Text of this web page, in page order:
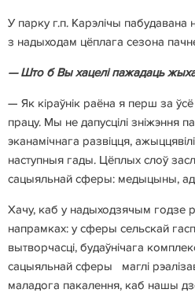
У парку г.п. Карэлічы пабудавана
з надыходам цёплага сезона
— Што б Вы хацелі пажадаць жых
— Як кіраўнік раёна я перш за
працу. Мы не дапусцілі зніжэння
эканамічнага развіцця,
наступныя гады. Цёплых слоў
сацыяльнай сферы: медыцыны,
Хачу, каб у надыходзячым годзе
напрамках: у сферы сельскай
вытворчасці, будаўнічага
сацыяльнай сферы маглі
маладога пакалення, каб нашы